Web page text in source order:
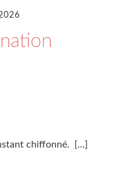
chiffonné. […]